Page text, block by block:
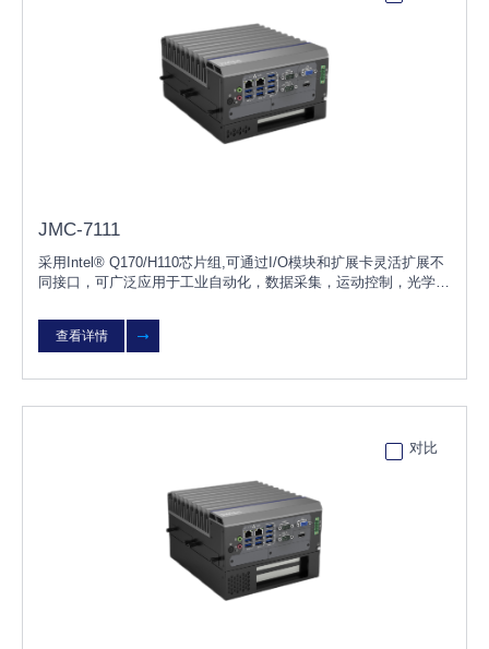
JMC-7111
采用Intel® Q170/H110芯片组,可通过I/O模块和扩展卡灵活扩展不
同接口，可广泛应用于工业自动化，数据采集，运动控制，光学检
查看详情
对比